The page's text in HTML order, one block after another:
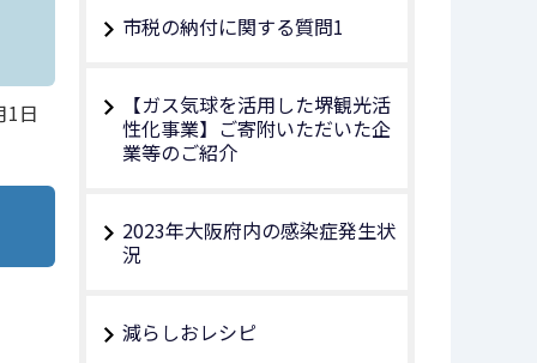
1日
市税の納付に関する質問1
【ガス気球を活用した堺観光活
性化事業】ご寄附いただいた企
業等のご紹介
2023年大阪府内の感染症発生状
況
減らしおレシピ